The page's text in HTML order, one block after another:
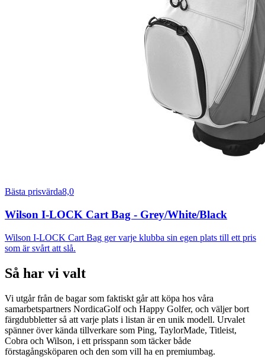
Bästa prisvärda8,0
Wilson I-LOCK Cart Bag - Grey/White/Black
Wilson I-LOCK Cart Bag ger varje klubba sin egen plats till ett pris
som är svårt att slå.
Så har vi valt
Vi utgår från de bagar som faktiskt går att köpa hos våra
samarbetspartners NordicaGolf och Happy Golfer, och väljer bort
färgdubbletter så att varje plats i listan är en unik modell. Urvalet
spänner över kända tillverkare som Ping, TaylorMade, Titleist,
Cobra och Wilson, i ett prisspann som täcker både
förstagångsköparen och den som vill ha en premiumbag.